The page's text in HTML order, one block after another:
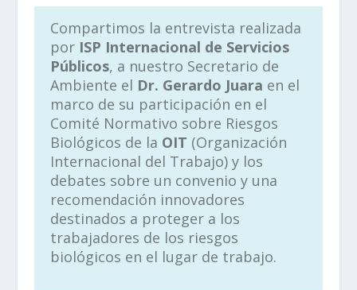
Compartimos la entrevista realizada
por ISP Internacional de Servicios
Públicos, a nuestro Secretario de
Ambiente el Dr. Gerardo Juara en el
marco de su participación en el
Comité Normativo sobre Riesgos
Biológicos de la OIT (Organización
Internacional del Trabajo) y los
debates sobre un convenio y una
recomendación innovadores
destinados a proteger a los
trabajadores de los riesgos
biológicos en el lugar de trabajo.